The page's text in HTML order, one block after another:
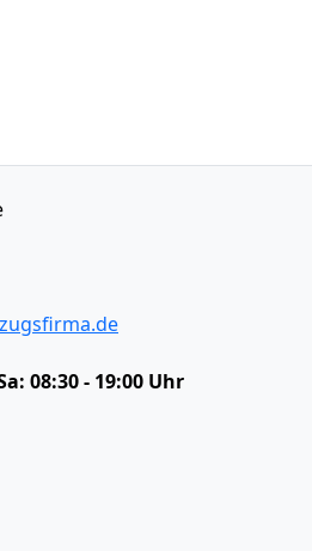
08:30 - 19:00 Uhr